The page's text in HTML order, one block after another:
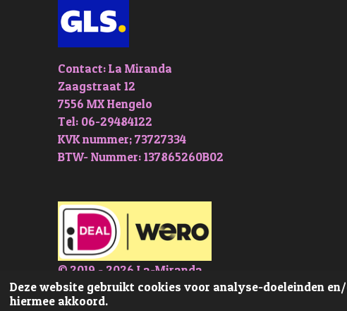
Deze website gebruikt cookies voor analyse-doeleinden
hiermee akkoord.
Contact: La Miranda
Zaagstraat 12
7556 MX Hengelo
Tel: 06-29484122
KVK nummer; 73727334
BTW- Nummer: 137865260B02
© 2019 - 2026 La-Miranda